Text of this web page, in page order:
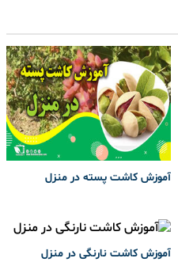
آموزش کاشت پسته در منزل
آموزش کاشت نارنگی در منزل